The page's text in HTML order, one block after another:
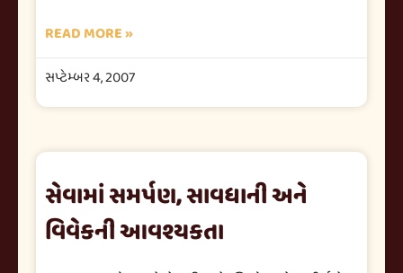
READ MORE »
સપ્ટેમ્બર 4, 2007
સેવામાં સમર્પણ, સાવધાની અને
વિવેકની આવશ્યકતા